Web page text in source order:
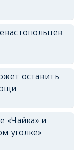
оставить
«Чайка» и
уголке»